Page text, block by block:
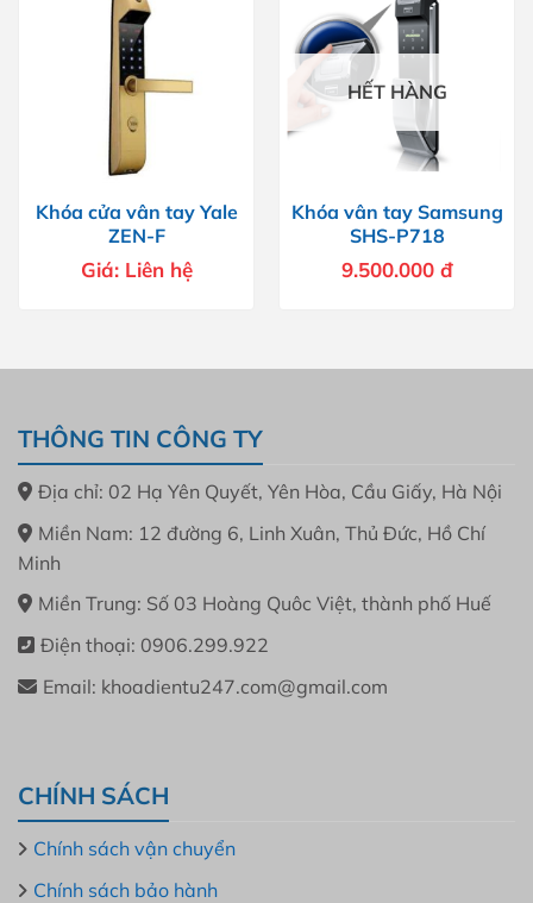
Khóa cửa vân tay Yale
ZEN-F
Giá: Liên hệ
HẾT HÀNG
Khóa vân tay Samsung
SHS-P718
9.500.000 đ
THÔNG TIN CÔNG TY
Địa chỉ: 02 Hạ Yên Quyết, Yên Hòa, Cầu Giấy, Hà Nội
Miền Nam: 12 đường 6, Linh Xuân, Thủ Đức, Hồ Chí
Minh
Miền Trung: Số 03 Hoàng Quôc Việt, thành phố Huế
Điện thoại: 0906.299.922
Email: khoadientu247.com@gmail.com
CHÍNH SÁCH
Chính sách vận chuyển
Chính sách bảo hành